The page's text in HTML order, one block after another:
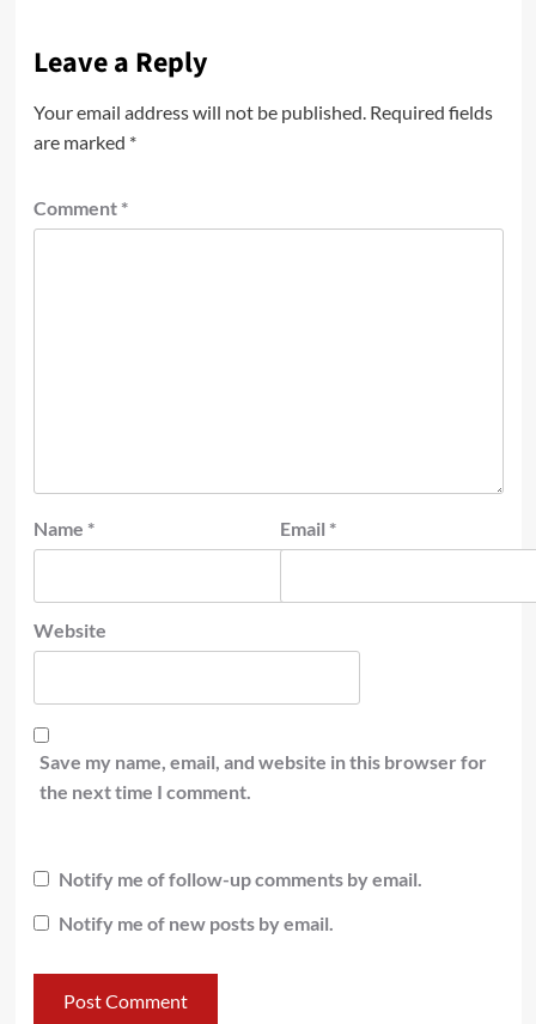
Leave a Reply
Your email address will not be published. Required fields
are marked *
Comment *
Name * Email *
Website
Save my name, email, and website in this browser for
the next time I comment.
Notify me of follow-up comments by email.
Notify me of new posts by email.